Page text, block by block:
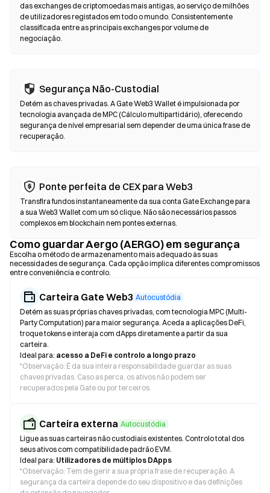
Negoceie diretamente entre pares, sem intermediários. As DEX
utilizam contratos inteligentes para executar trocas em
blockchain — não é necessário registo nem verificação de
identidade. Ligue uma wallet compatível, selecione o par de
podem diferir dos mercados centralizados devido à
profundidade de liquidez. A maioria da atividade nas DEX ocorre
em blockchains compatíveis com EVM, como Ethereum, BNB
Chain e Polygon.
das exchanges de criptomoedas mais antigas, ao serviço de milhões
de utilizadores registados em todo o mundo. Consistentemente
classificada entre as principais exchanges por volume de
negociação.
Segurança Não-Custodial
Detém as chaves privadas. A Gate Web3 Wallet é impulsionada por
tecnologia avançada de MPC (Cálculo multipartidário), oferecendo
segurança de nível empresarial sem depender de uma única frase de
recuperação.
Ponte perfeita de CEX para Web3
Transfira fundos instantaneamente da sua conta Gate Exchange para
a sua Web3 Wallet com um só clique. Não são necessários passos
complexos em blockchain nem pontes externas.
Como guardar Aergo (AERGO) em segurança
Escolha o método de armazenamento mais adequado às suas
necessidades de segurança. Cada opção implica diferentes compromissos
entre conveniência e controlo.
Carteira Gate Web3 Autocustódia
Detém as suas próprias chaves privadas, com tecnologia MPC (Multi-
Party Computation) para maior segurança. Aceda a aplicações DeFi,
troque tokens e interaja com dApps diretamente a partir da sua
carteira.
Ideal para: acesso a DeFi e controlo a longo prazo
*Observação: É da sua inteira responsabilidade guardar as suas
chaves privadas. Caso as perca, os ativos não podem ser
recuperados pela Gate ou por terceiros.
Carteira externa Autocustódia
Ligue as suas carteiras não custodiais existentes. Controlo total dos
seus ativos com compatibilidade padrão EVM.
Ideal para: Utilizadores de múltiplos DApps
*Observação: Tem de gerir a sua própria frase de recuperação. A
segurança da carteira depende do seu dispositivo e das definições